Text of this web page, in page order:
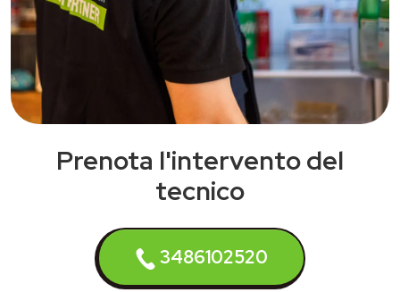
Prenota l'intervento del
tecnico
3486102520